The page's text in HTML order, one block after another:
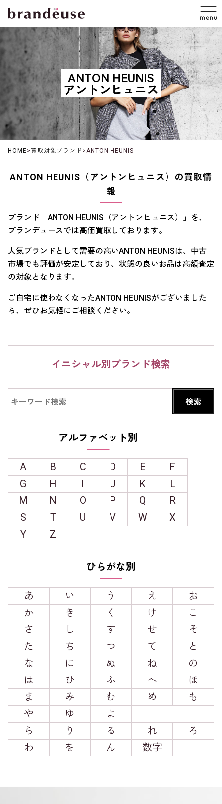
ANTON HEUNIS
アントンヒュニス
HOME> 買取対象ブランド >ANTON HEUNIS
ANTON HEUNIS（アントンヒュニス）の買取情
報
ブランド「ANTON HEUNIS（アントンヒュニス）」を、
ブランデュースでは高価買取しております。
人気ブランドとして需要の高いANTON HEUNISは、中古
市場でも評価が安定しており、状態の良いお品は高額査定
の対象となります。
ご自宅に使わなくなったANTON HEUNISがございました
ら、ぜひお気軽にご相談ください。
イニシャル別ブランド検索
アルファベット別
A B C D E
F
G
H I J K
L
M
N O P Q
R
S
T U V W
X
Y
Z
ひらがな別
あ い う え
お
か
き く け
こ
さ
し す せ
そ
た
ち つ て
と
な
に ぬ ね
の
は
ひ ふ へ
ほ
ま
み む め
も
や
ゆ
よ
ら
り る れ
ろ
わ
を ん 数字